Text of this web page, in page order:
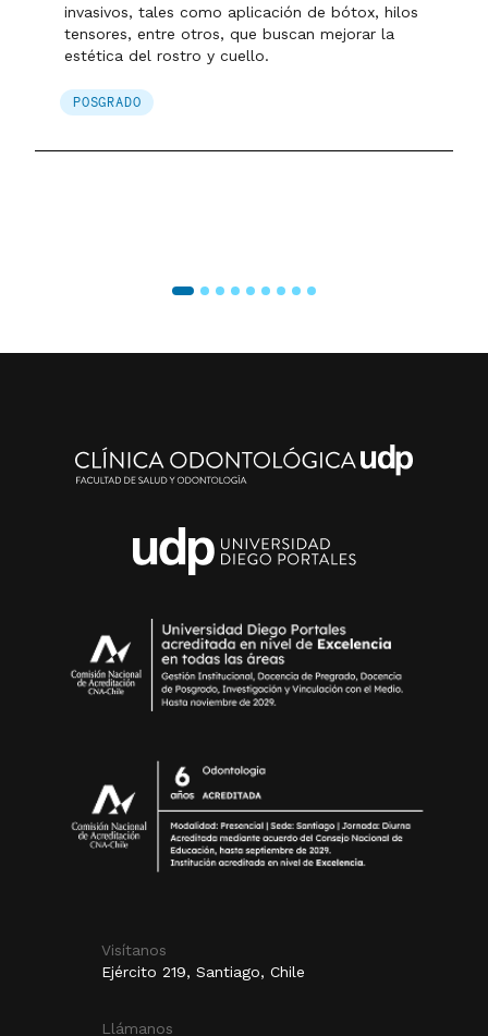
invasivos, tales como aplicación de bótox, hilos
tensores, entre otros, que buscan mejorar la
estética del rostro y cuello.
POSGRADO
Visítanos
Ejército 219, Santiago, Chile
Llámanos